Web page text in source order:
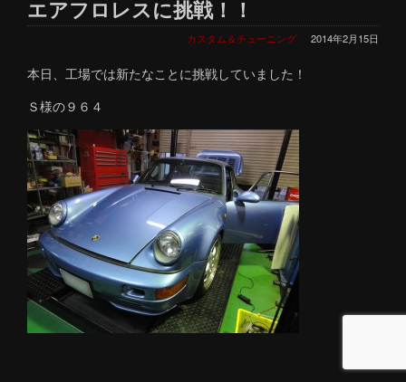
エアフロレスに挑戦！！
2014年2月15日
カスタム＆チューニング
本日、工場では新たなことに挑戦していました！
Ｓ様の９６４